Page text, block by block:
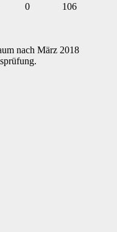
0 106
nach März 2018